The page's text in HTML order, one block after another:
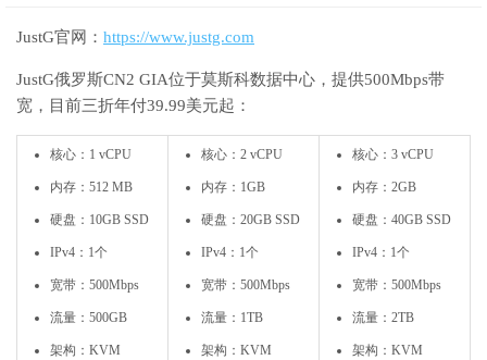
JustG官网： https://www.justg.com
JustG俄罗斯CN2 GIA位于莫斯科数据中心，提供500Mbps带
宽，目前三折年付39.99美元起：
核心：1 vCPU
内存：512 MB
硬盘：10GB SSD
IPv4：1个
宽带：500Mbps
流量：500GB
架构：KVM
核心：2 vCPU
内存：1GB
硬盘：20GB SSD
IPv4：1个
宽带：500Mbps
流量：1TB
架构：KVM
核心：3 vCPU
内存：2GB
硬盘：40GB SSD
IPv4：1个
宽带：500Mbps
流量：2TB
架构：KVM